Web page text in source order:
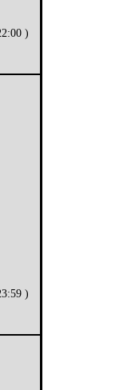
)
)